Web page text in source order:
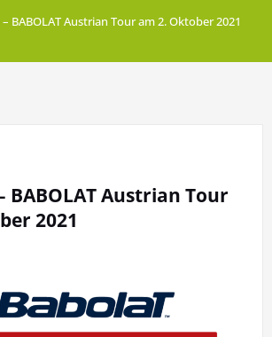
BABOLAT Austrian Tour am 2. Oktober 2021
BABOLAT Austrian Tour
2021